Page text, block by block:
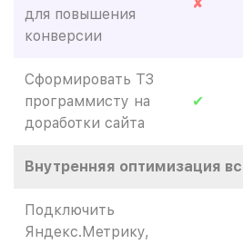
для повышения
конверсии
✘
Сформировать ТЗ
программисту на
доработки сайта
✔
Внутренняя оптимизация
Подключить
Яндекс.Метрику,